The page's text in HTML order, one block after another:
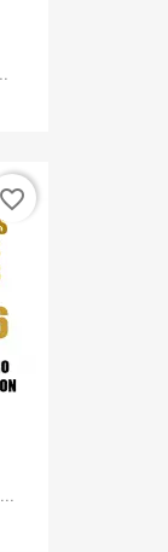
favorite_border